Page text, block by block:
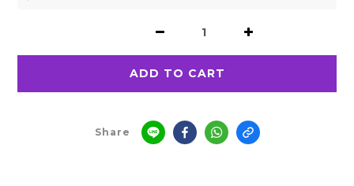
ADD TO CART
Share